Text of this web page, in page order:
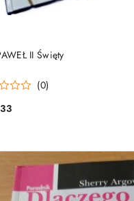
II Święty
(0)